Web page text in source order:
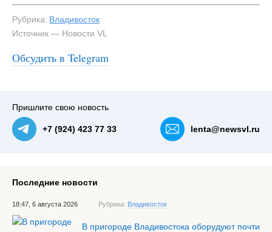
Рубрика: Владивосток
Источник — Новости VL
Обсудить в Telegram
Пришлите свою новость
+7 (924) 423 77 33 lenta@newsvl.ru
Последние новости
18:47, 6 августа 2026 Рубрика: Владивосток
В пригороде Владивостока оборудуют почти